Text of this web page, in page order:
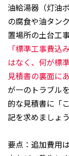
油給湯器（灯油
の腐食や油タン
置場所の土台工
「標準工事費込
はなく、何が標
見積書の裏面に
が一のトラブル
的な見積書に「
記を求めましょう
要点：追加費用